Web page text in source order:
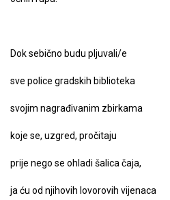
Dok sebično budu pljuvali/e
sve police gradskih biblioteka
svojim nagrađivanim zbirkama
koje se, uzgred, pročitaju
prije nego se ohladi šalica čaja,
ja ću od njihovih lovorovih vijenaca